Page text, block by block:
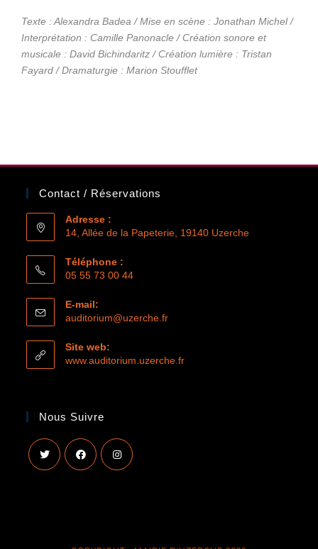
Texte : Alexandra Badea / Mise en scène : Jonathan Michel /
Interprétation : Camille Panonacle / Création sonore et
musicale : David Bichindaritz / Création lumière : Tristan
Fayard / Dramaturgie : Marion Stoufflet
Contact / Réservations
Adresse :
14, Allée de la Papeterie, 19140 Uzerche
Téléphone :
05 55 73 00 44
E-mail:
auditorium@uzerche.fr
Site web:
www.auditorium.uzerche.fr
Nous Suivre